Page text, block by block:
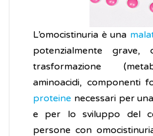
L’omocistinuria è una
potenzialmente
trasformazione
aminoacidi, componenti
proteine necessari per
e per lo sviluppo del
persone con